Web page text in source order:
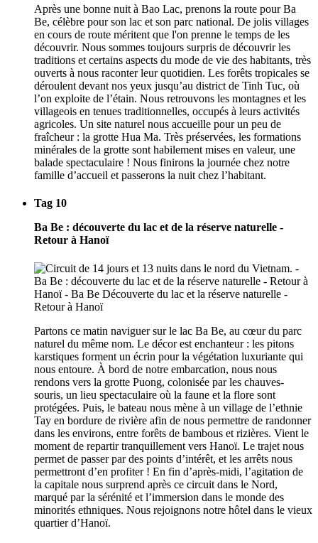
Après une bonne nuit à Bao Lac, prenons la route pour Ba
Be, célèbre pour son lac et son parc national. De jolis villages
en cours de route méritent que l'on prenne le temps de les
découvrir. Nous sommes toujours surpris de découvrir les
traditions et certains aspects du mode de vie des habitants, très
ouverts à nous raconter leur quotidien. Les forêts tropicales se
déroulent devant nos yeux jusqu’au district de Tinh Tuc, où
l’on exploite de l’étain. Nous retrouvons les montagnes et les
villageois en tenues traditionnelles, occupés à leurs activités
agricoles. Un site naturel nous accueille pour un peu de
fraîcheur : la grotte Hua Ma. Très préservées, les formations
minérales de la grotte sont habilement mises en valeur, une
balade spectaculaire ! Nous finirons la journée chez notre
famille d’accueil et passerons la nuit chez l’habitant.
Tag 10
Ba Be : découverte du lac et de la réserve naturelle -
Retour à Hanoï
Partons ce matin naviguer sur le lac Ba Be, au cœur du parc
naturel du même nom. Le décor est enchanteur : les pitons
karstiques forment un écrin pour la végétation luxuriante qui
nous entoure. À bord de notre embarcation, nous nous
rendons vers la grotte Puong, colonisée par les chauves-
souris, un lieu spectaculaire où la faune et la flore sont
protégées. Puis, le bateau nous mène à un village de l’ethnie
Tay en bordure de rivière afin de nous permettre de randonner
dans les environs, entre forêts de bambous et rizières. Vient le
moment de repartir tranquillement vers Hanoï. Le trajet nous
permet de passer par des points d’intérêt, et les arrêts nous
permettront d’en profiter ! En fin d’après-midi, l’agitation de
la capitale nous surprend après ce circuit dans le Nord,
marqué par la sérénité et l’immersion dans le monde des
minorités ethniques. Nous rejoignons notre hôtel dans le vieux
quartier d’Hanoï.